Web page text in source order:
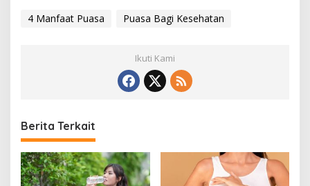
4 Manfaat Puasa Puasa Bagi Kesehatan
Ikuti Kami
Berita Terkait